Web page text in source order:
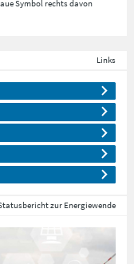
Symbol rechts davon
Links
zur Energiewende